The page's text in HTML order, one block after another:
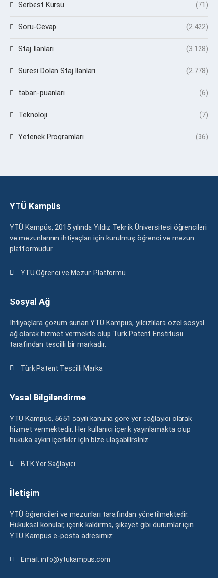
Serbest Kürsü (71)
Soru-Cevap (2.422)
Staj İlanları (3.128)
Süresi Dolan Staj İlanları (2.778)
taban-puanlari (6)
Teknoloji (7)
Yetenek Programları (36)
YTÜ Kampüs
YTÜ Kampüs, 2015 yılında Yıldız Teknik Üniversitesi öğrencileri
ve mezunlarının ihtiyaçları için kurulmuş öğrenci ve mezun
platformudur.
YTÜ Öğrenci ve Mezun Platformu
Sosyal Ağ
İhtiyaçlara çözüm sunan YTÜ Kampüs, yıldızlılara özel sosyal
ağ olarak hizmet vermekte olup Türk Patent Enstitüsü
tarafından tescilli bir markadır.
Türk Patent Tescilli Marka
Yasal Bilgilendirme
YTÜ Kampüs, 5651 sayılı kanuna göre yer sağlayıcı olarak
hizmet vermektedir. Her kullanıcı içerik yayınlamakta olup
hukuka aykırı içerikler için bize ulaşabilirsiniz.
BTK Yer Sağlayıcı
İletişim
YTÜ öğrencileri ve mezunları tarafından yönetilmektedir.
Hukuksal konular, içerik kaldırma, şikayet gibi durumlar için
YTÜ Kampüs e-posta adresimiz:
Email: info@ytukampus.com